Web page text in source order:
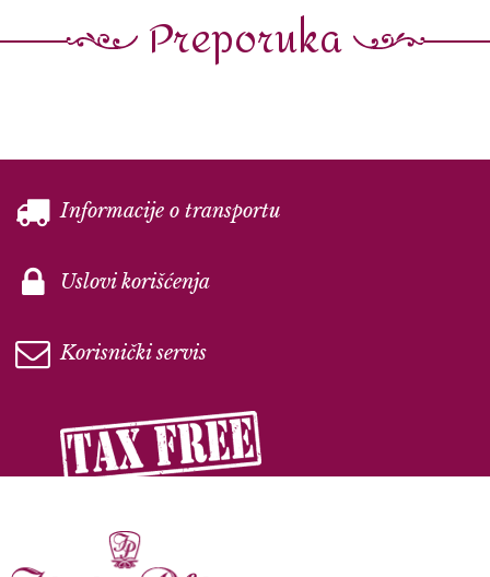
Preporuka
Informacije o transportu
Uslovi korišćenja
Korisnički servis